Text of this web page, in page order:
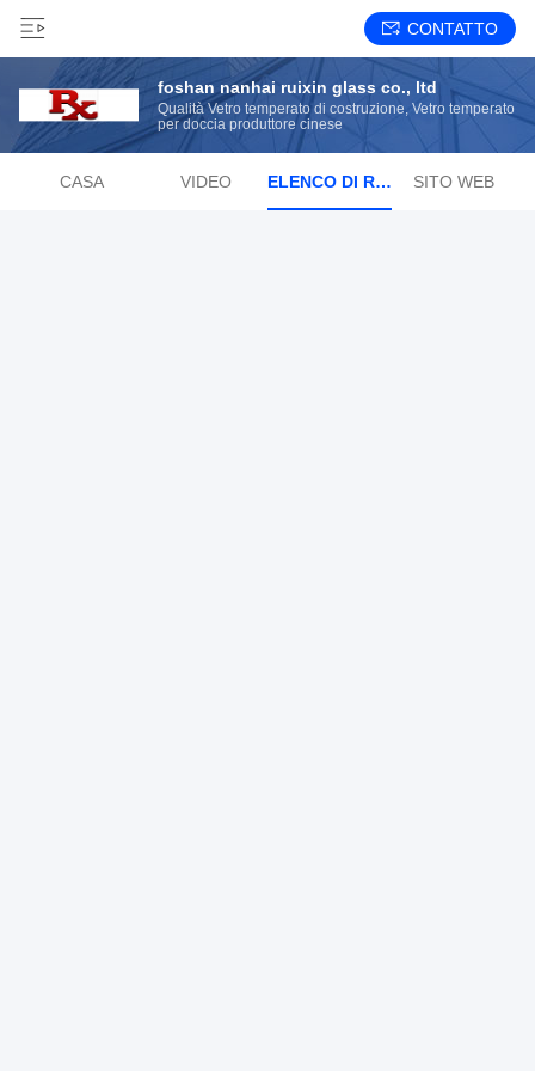
CONTATTO
foshan nanhai ruixin glass co., ltd
Qualità Vetro temperato di costruzione, Vetro temperato
per doccia produttore cinese
CASA VIDEO ELENCO DI RIPRODUZIONE SITO WEB